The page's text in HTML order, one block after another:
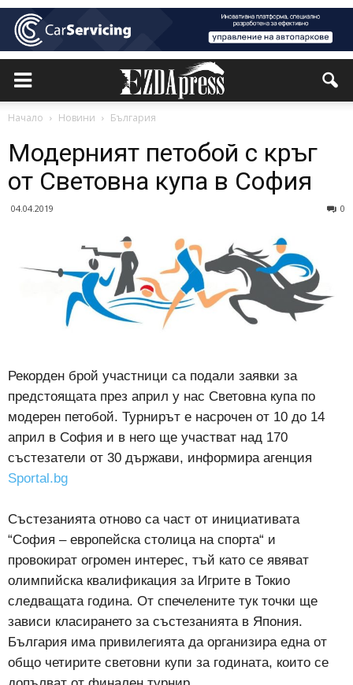
Начало Новини България
Модерният петобой с кръг
от Световна купа в София
04.04.2019 0
Рекорден брой участници са подали заявки за
предстоящата през април у нас Световна купа по
модерен петобой. Турнирът е насрочен от 10 до 14
април в София и в него ще участват над 170
състезатели от 30 държави, информира агенция
Sportal.bg
Състезанията отново са част от инициативата
“София – европейска столица на спорта“ и
провокират огромен интерес, тъй като се явяват
олимпийска квалификация за Игрите в Токио
следващата година. От спечелените тук точки ще
зависи класирането за състезанията в Япония.
България има привилегията да организира една от
общо четирите световни купи за годината, които се